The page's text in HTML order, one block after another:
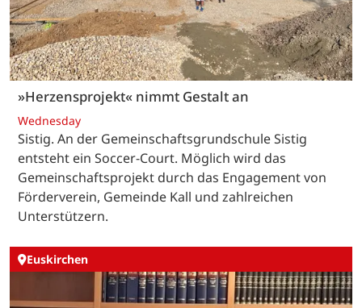
»Herzensprojekt« nimmt Gestalt an
Wednesday
Sistig. An der Gemeinschaftsgrundschule Sistig
entsteht ein Soccer-Court. Möglich wird das
Gemeinschaftsprojekt durch das Engagement von
Förderverein, Gemeinde Kall und zahlreichen
Unterstützern.
Euskirchen